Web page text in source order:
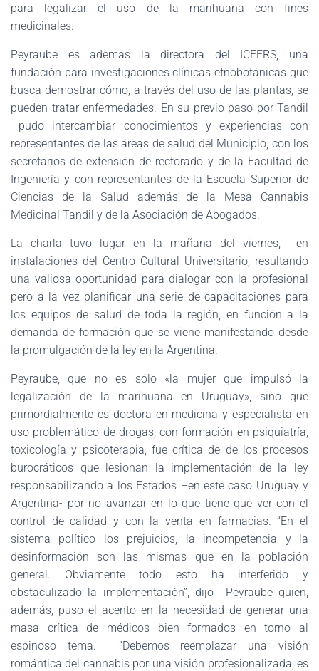
para legalizar el uso de la marihuana con fines
medicinales.
Peyraube es además la directora del ICEERS, una
fundación para investigaciones clínicas etnobotánicas que
busca demostrar cómo, a través del uso de las plantas, se
pueden tratar enfermedades. En su previo paso por Tandil
pudo intercambiar conocimientos y experiencias con
representantes de las áreas de salud del Municipio, con los
secretarios de extensión de rectorado y de la Facultad de
Ingeniería y con representantes de la Escuela Superior de
Ciencias de la Salud además de la Mesa Cannabis
Medicinal Tandil y de la Asociación de Abogados.
La charla tuvo lugar en la mañana del viernes, en
instalaciones del Centro Cultural Universitario, resultando
una valiosa oportunidad para dialogar con la profesional
pero a la vez planificar una serie de capacitaciones para
los equipos de salud de toda la región, en función a la
demanda de formación que se viene manifestando desde
la promulgación de la ley en la Argentina.
Peyraube, que no es sólo «la mujer que impulsó la
legalización de la marihuana en Uruguay», sino que
primordialmente es doctora en medicina y especialista en
uso problemático de drogas, con formación en psiquiatría,
toxicología y psicoterapia, fue crítica de de los procesos
burocráticos que lesionan la implementación de la ley
responsabilizando a los Estados –en este caso Uruguay y
Argentina- por no avanzar en lo que tiene que ver con el
control de calidad y con la venta en farmacias. “En el
sistema político los prejuicios, la incompetencia y la
desinformación son las mismas que en la población
general. Obviamente todo esto ha interferido y
obstaculizado la implementación”, dijo Peyraube quien,
además, puso el acento en la necesidad de generar una
masa crítica de médicos bien formados en torno al
espinoso tema. “Debemos reemplazar una visión
romántica del cannabis por una visión profesionalizada; es